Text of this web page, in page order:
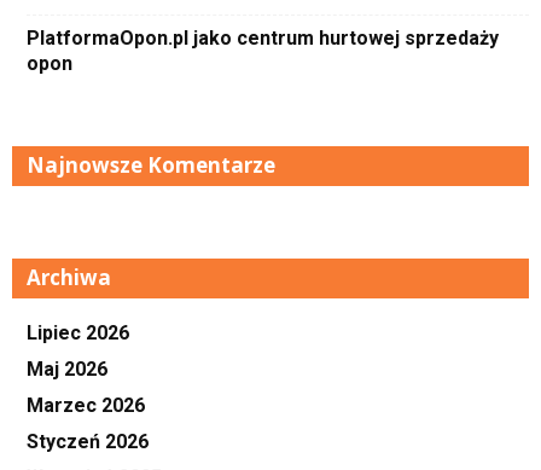
PlatformaOpon.pl jako centrum hurtowej sprzedaży
opon
Najnowsze Komentarze
Archiwa
Lipiec 2026
Maj 2026
Marzec 2026
Styczeń 2026